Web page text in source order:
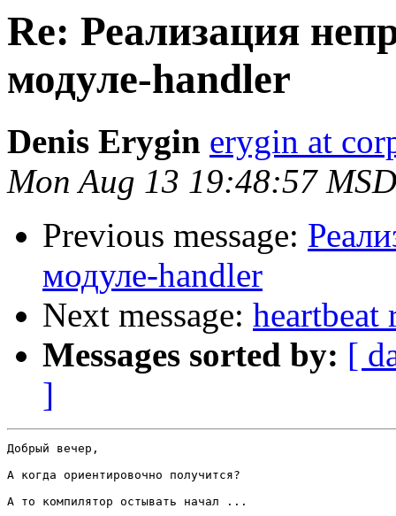
Re: Реализация
модуле-handler
Denis Erygin erygin at
Mon Aug 13 19:48:57
Previous message:
модуле-handler
Next message: heartbeat
Messages sorted by: [
]
Добрый вечер,
А когда ориентировочно получится?
А то компилятор остывать начал ...